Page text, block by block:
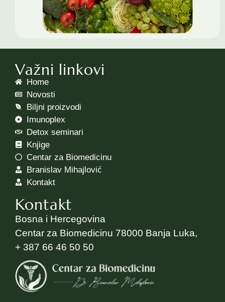
Važni linkovi
Home
Novosti
Biljni proizvodi
Imunoplex
Detox seminari
Knjige
Centar za Biomedicinu
Branislav Mihajlović
Kontakt
Kontakt
Bosna i Hercegovina
Centar za Biomedicinu 78000 Banja Luka,
+ 387 66 46 50 50